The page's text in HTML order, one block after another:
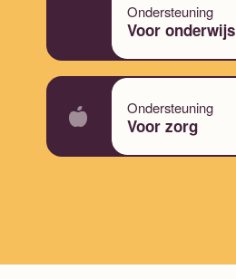
Ondersteuning
Voor onderwijs
Ondersteuning
Voor zorg